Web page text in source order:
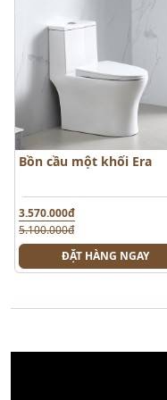
Bồn cầu một khối Era
3.570.000đ
5.100.000đ
ĐẶT HÀNG NGAY